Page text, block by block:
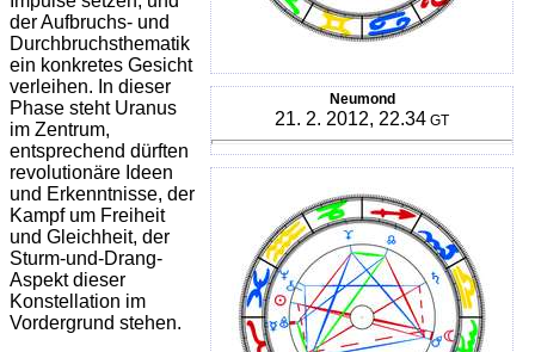
Neumond
21. 2. 2012, 22.34 GT
der Aufbruchs- und
Durchbruchsthematik
ein konkretes Gesicht
verleihen. In dieser
Phase steht Uranus
im Zentrum,
entsprechend dürften
revolutionäre Ideen
und Erkenntnisse, der
Kampf um Freiheit
und Gleichheit, der
Sturm-und-Drang-
Aspekt dieser
Konstellation im
Vordergrund stehen.